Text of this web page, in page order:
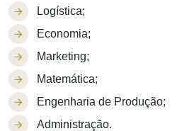
Logística;
Economia;
Marketing;
Matemática;
Engenharia de Produção;
Administração.